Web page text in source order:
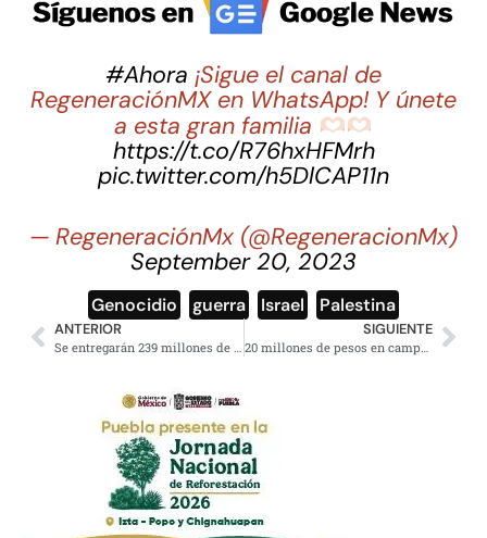
#Ahora ¡Sigue el canal de
RegeneraciónMX en WhatsApp! Y únete
a esta gran familia
https://t.co/R76hxHFMrh
pic.twitter.com/h5DlCAP11n
— RegeneraciónMx (@RegeneracionMx)
September 20, 2023
Genocidio guerra Israel Palestina
ANTERIOR SIGUIENTE